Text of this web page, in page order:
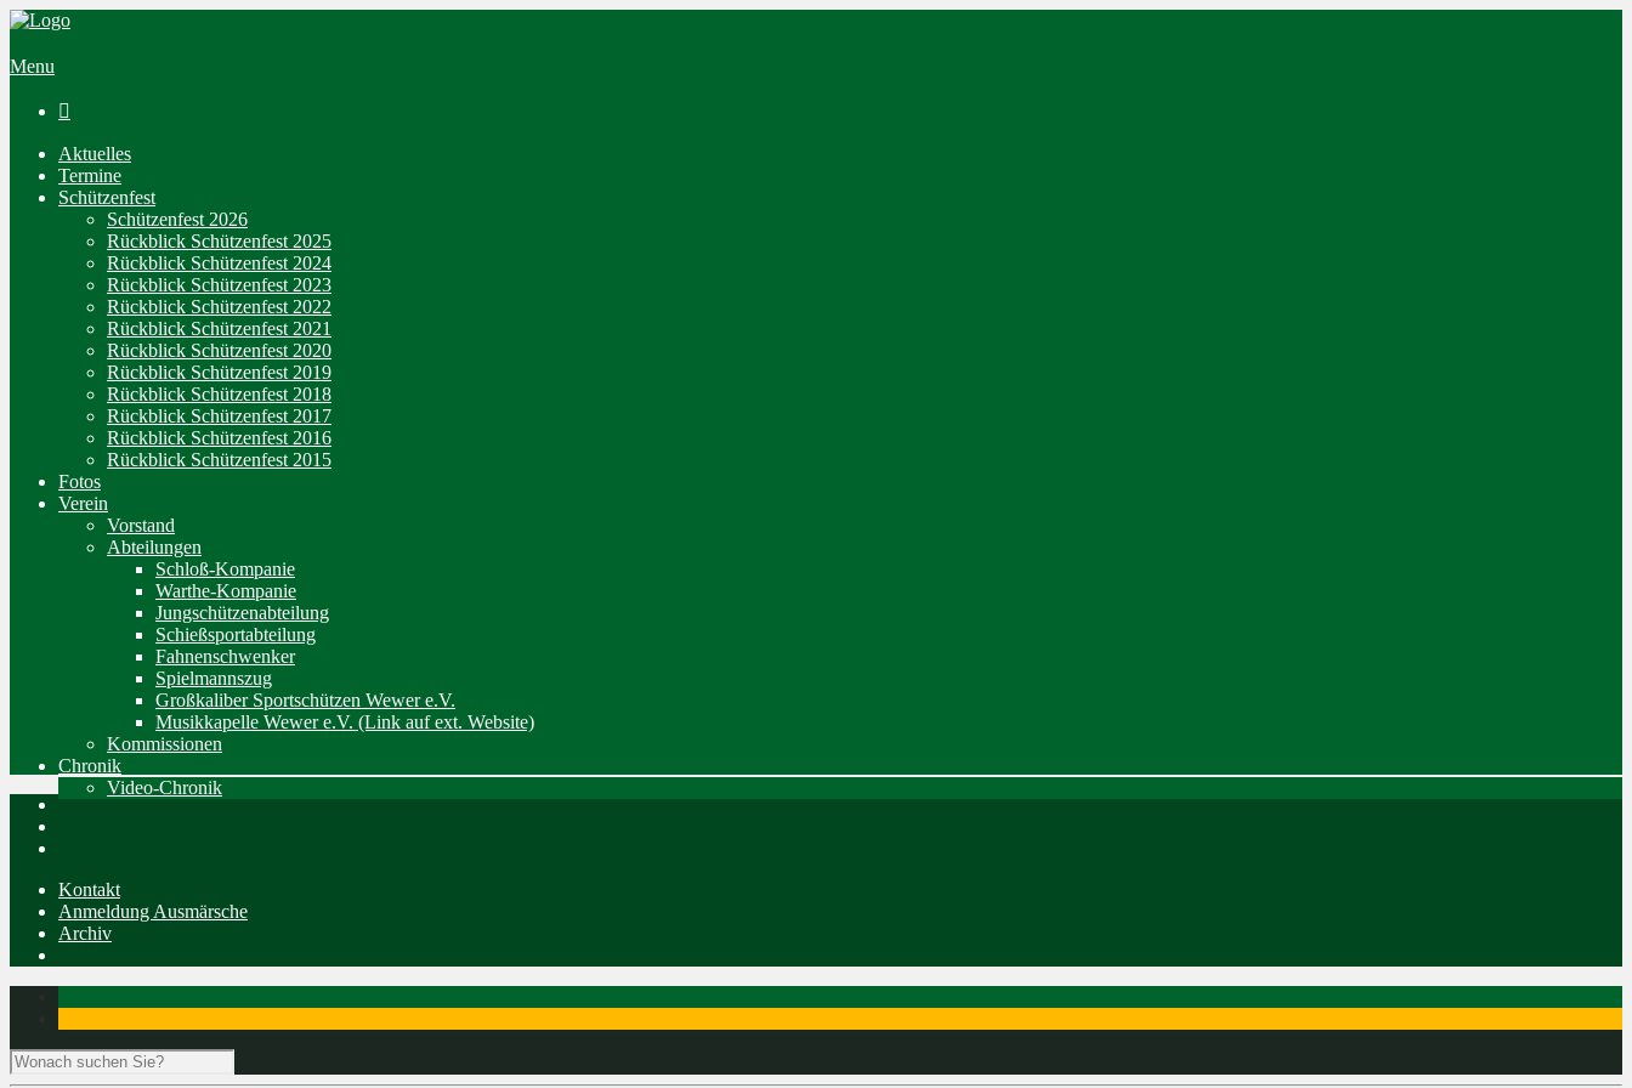
Menu

Aktuelles
Termine
Schützenfest
Schützenfest 2026
Rückblick Schützenfest 2025
Rückblick Schützenfest 2024
Rückblick Schützenfest 2023
Rückblick Schützenfest 2022
Rückblick Schützenfest 2021
Rückblick Schützenfest 2020
Rückblick Schützenfest 2019
Rückblick Schützenfest 2018
Rückblick Schützenfest 2017
Rückblick Schützenfest 2016
Rückblick Schützenfest 2015
Fotos
Verein
Vorstand
Abteilungen
Schloß-Kompanie
Warthe-Kompanie
Jungschützenabteilung
Schießsportabteilung
Fahnenschwenker
Spielmannszug
Großkaliber Sportschützen Wewer e.V.
Musikkapelle Wewer e.V. (Link auf ext. Website)
Kommissionen
Chronik
Video-Chronik
Kontakt
Anmeldung Ausmärsche
Archiv